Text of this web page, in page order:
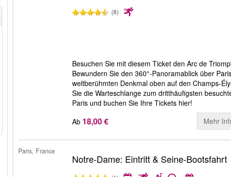
(8)
Besuchen Sie mit diesem Ticket den Arc de
Bewundern Sie den 360°-Panoramablick über
weltberühmten Denkmal oben auf den Champs-
Sie die Warteschlange zum dritthäufigsten
Paris und buchen Sie Ihre Tickets hier!
Ab 18,00 € Mehr
Paris, France
Notre-Dame: Eintritt & Seine-Bootsfahrt